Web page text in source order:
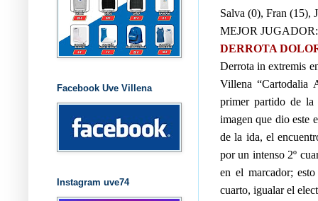
Salva (0), Fran (15),
MEJOR JUGADOR:
DERROTA
Derrota in extremis
Villena “Cartodalia
primer partido de la
imagen que dio este
de la ida, el
por un intenso 2º
en el marcador;
cuarto, igualar el
Facebook Uve Villena
Instagram uve74